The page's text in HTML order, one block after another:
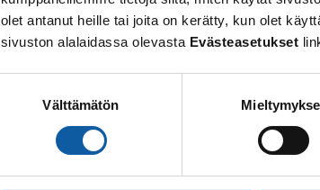
olet antanut heille tai joita on kerätty, kun olet
sivuston alalaidassa olevasta Evästeasetukset
Välttämätön